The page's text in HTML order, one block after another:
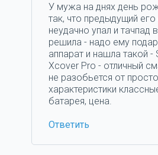
У мужа на днях день
так, что предыдущий
неудачно упал и тачпад
решила - надо ему
аппарат и нашла такой -
Xcover Pro - отличный
не разобьется от
характеристики
батарея, цена.
Ответить